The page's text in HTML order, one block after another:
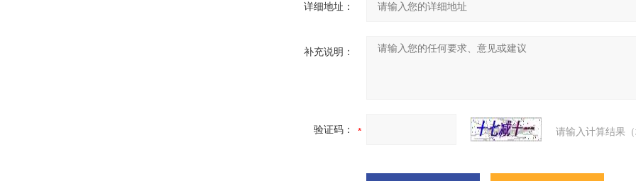
详细地址：
补充说明：
验证码： 请输入计算结果